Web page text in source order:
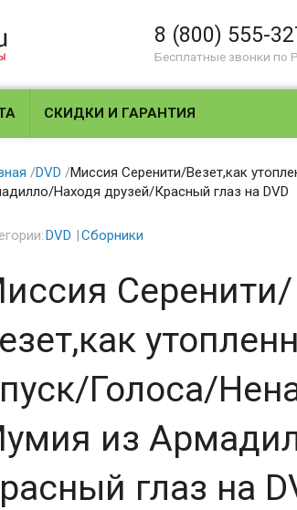
8 (800) 555-
Бесплатные звонки по
СКИДКИ И ГАРАНТИЯ
/DVD /Миссия Серенити/Везет,как
Находя друзей/Красный глаз на DVD
DVD Сборники
Серенити/
Голоса/
из
глаз на